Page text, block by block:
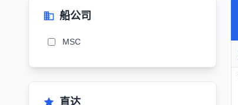
船公司
MSC
直达